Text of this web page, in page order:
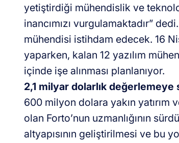
yetiştirdiği mühendislik ve
inancımızı vurgulamaktadır”
mühendisi istihdam edecek. 16
yaparken, kalan 12 yazılım
içinde işe alınması planlanıyor.
2,1 milyar dolarlık değerlemeye
600 milyon dolara yakın yatırım
olan Forto’nun uzmanlığının
altyapısının geliştirilmesi ve bu